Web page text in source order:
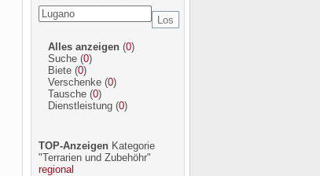
Alles anzeigen(0)
Suche(0)
Biete(0)
Verschenke(0)
Tausche(0)
Dienstleistung(0)
TOP-AnzeigenKategorie
"Terrarien und Zubehöhr"
regional